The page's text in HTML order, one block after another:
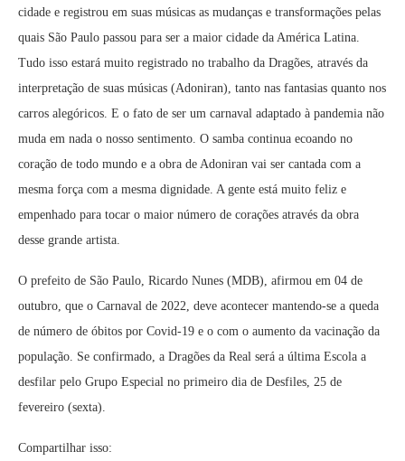
cidade e registrou em suas músicas as mudanças e transformações pelas
quais São Paulo passou para ser a maior cidade da América Latina.
Tudo isso estará muito registrado no trabalho da Dragões, através da
interpretação de suas músicas (Adoniran), tanto nas fantasias quanto nos
carros alegóricos. E o fato de ser um carnaval adaptado à pandemia não
muda em nada o nosso sentimento. O samba continua ecoando no
coração de todo mundo e a obra de Adoniran vai ser cantada com a
mesma força com a mesma dignidade. A gente está muito feliz e
empenhado para tocar o maior número de corações através da obra
desse grande artista.
O prefeito de São Paulo, Ricardo Nunes (MDB), afirmou em 04 de
outubro, que o Carnaval de 2022, deve acontecer mantendo-se a queda
de número de óbitos por Covid-19 e o com o aumento da vacinação da
população. Se confirmado, a Dragões da Real será a última Escola a
desfilar pelo Grupo Especial no primeiro dia de Desfiles, 25 de
fevereiro (sexta).
Compartilhar isso: